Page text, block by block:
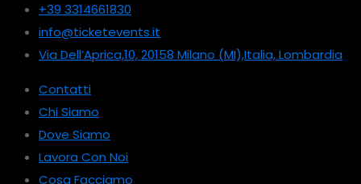
+39 3314661830
info@ticketevents.it
Via Dell’Aprica,10, 20158 Milano (MI),Italia, Lombardia
Contatti
Chi Siamo
Dove Siamo
Lavora Con Noi
Cosa Facciamo